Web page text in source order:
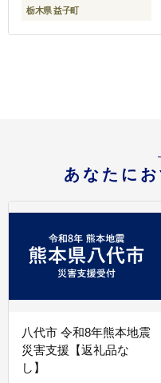
栃木県 益子町
あなたに
八代市 令和8年熊本地震
災害支援【返礼品な
し】